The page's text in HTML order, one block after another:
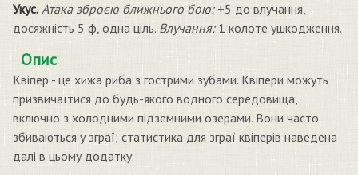
Укус. Атака зброєю ближнього бою:+5 до влучання,
досяжність 5 ф, одна ціль. Влучання:1 колоте ушкодження.
Опис
Квіпер - це хижа риба з гострими зубами. Квіпери можуть
призвичаїтися до будь-якого водного середовища,
включно з холодними підземними озерами. Вони часто
збиваються у зграї; статистика для зграї квіперів наведена
далі в цьому додатку.